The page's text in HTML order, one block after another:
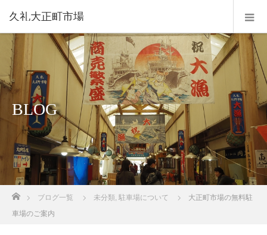
久礼大正町市場
BLOG
ブログ一覧 未分類, 駐車場について
大正町市場の無料駐
車場のご案内